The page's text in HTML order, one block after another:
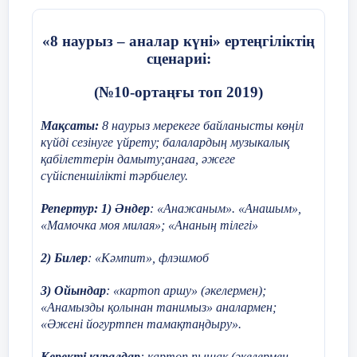
олар туған жердің қадірін түсіне бастайды.
Үшіншіден, ән мәтінін талдау жүргізуге болады.
арқылы оқушыларға туған елге деген
Бұл олардың ойлау және талдау қабілеттерін
дамытады.
Төртіншіден, әнді орындау кезеңі. Оқушылар
жақындай түседі және өз елінің мәдени мұрасын
құрметтеуге үйренеді.
Соңында мұғалім оқушыларға «Егер сен сол
деген сияқты ойландыратын сұрақтар қою
арқылы олардың азаматтық көзқарасын
қалыптастырады.
«8 наурыз – аналар күні» ертеңгіліктің
сценариі:
(№10-ортаңғы топ 2019)
Мақсаты: 8 наурыз мерекеге байланысты көңіл
күйді сезінуге үйрету; балалардың музыкалық
қабілеттерін дамыту;анаға, әжеге
сүйіспеншілікті тәрбиелеу.
Репертур: 1) Әндер: «Анажаным». «Анашым»,
«Мамочка моя милая»; «Ананың тілегі»
2) Билер: «Кәмпит», флэшмоб
3) Ойындар: «картоп аршу» (әкелермен);
«Анамызды қолынан танимыз» аналармен;
«Әжені йогуртпен тамақтаңдыру».